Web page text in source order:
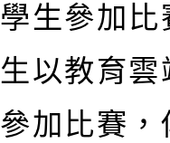
學生參加
生以教育
參加比賽